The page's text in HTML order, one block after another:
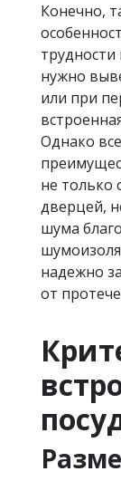
Конечно,
нужно
или при
Однако
не только
дверцей,
шума
надежно
от